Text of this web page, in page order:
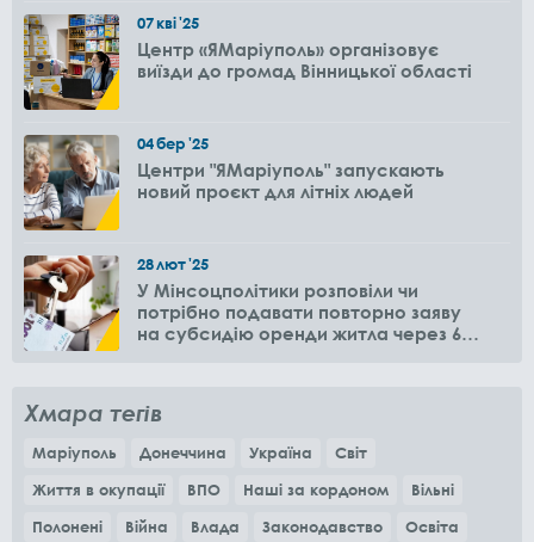
07кві'25
Центр «ЯМаріуполь» організовує
виїзди до громад Вінницької області
04бер'25
Центри "ЯМаріуполь" запускають
новий проєкт для літніх людей
28лют'25
У Мінсоцполітики розповіли чи
потрібно подавати повторно заяву
на субсидію оренди житла через 6
Хмара тегів
Маріуполь Донеччина Україна
Світ
Життя в окупації
ВПО Наші за кордоном
Вільні
Полонені
Війна Влада Законодавство
Освіта